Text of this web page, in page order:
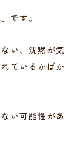
です。
い、沈黙が気
ているかばか
い可能性があ